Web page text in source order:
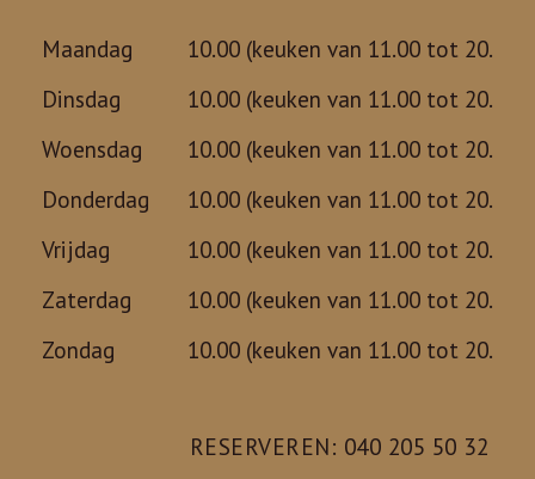
Maandag
10.00 (keuken van 11.00 tot 20.00)
Dinsdag
10.00 (keuken van 11.00 tot 20.00)
Woensdag
10.00 (keuken van 11.00 tot 20.00)
Donderdag
10.00 (keuken van 11.00 tot 20.00)
Vrijdag
10.00 (keuken van 11.00 tot 20.00)
Zaterdag
10.00 (keuken van 11.00 tot 20.00)
Zondag
10.00 (keuken van 11.00 tot 20.00)
RESERVEREN: 040 205 50 32